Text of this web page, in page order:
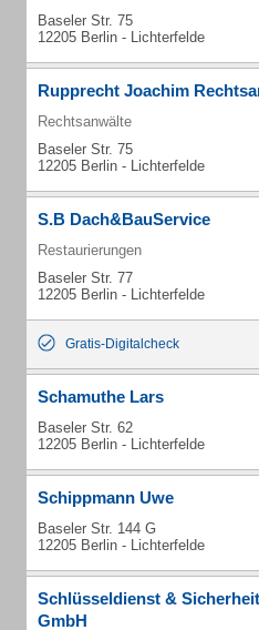
Baseler Str. 75
12205 Berlin - Lichterfelde
Rupprecht Joachim
Rechtsanwälte
Baseler Str. 75
12205 Berlin - Lichterfelde
S.B Dach&BauService
Restaurierungen
Baseler Str. 77
12205 Berlin - Lichterfelde
Gratis-Digitalcheck
Schamuthe Lars
Baseler Str. 62
12205 Berlin - Lichterfelde
Schippmann Uwe
Baseler Str. 144 G
12205 Berlin - Lichterfelde
Schlüsseldienst &
GmbH